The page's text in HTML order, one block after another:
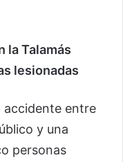
la Talamás
lesionadas
accidente entre
y una
personas